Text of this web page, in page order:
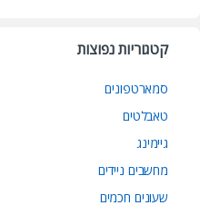
קטגוריות נפוצות
סמארטפונים
טאבלטים
גיימינג
מחשבים ניידים
שעונים חכמים